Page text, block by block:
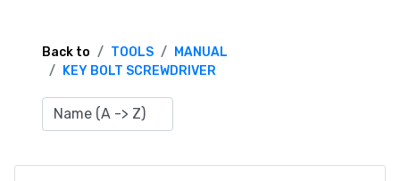
TERMS OF SERVICE
Back to TOOLS
MANUAL
KEY BOLT SCREWDRIVER